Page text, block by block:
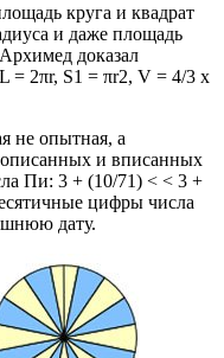
круга и квадрат
и даже площадь
доказал
= 2πr, S1 = πr2, V = 4/3 x
не опытная, а
описанных и вписанных
Пи: 3 + (10/71) < < 3 +
цифры числа
дату.